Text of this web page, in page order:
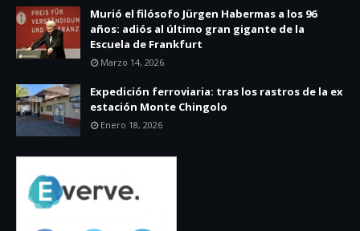
Murió el filósofo Jürgen Habermas a los 96
años: adiós al último gran gigante de la
Escuela de Frankfurt
Marzo 14, 2026
Expedición ferroviaria: tras los rastros de la ex
estación Monte Chingolo
Enero 18, 2026